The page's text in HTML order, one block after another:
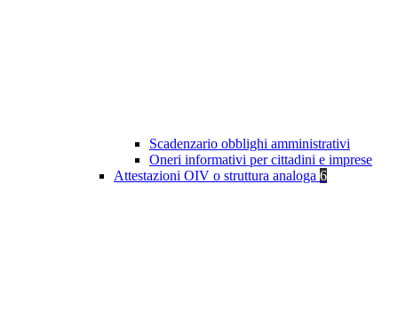
Scadenzario obblighi amministrativi
Oneri informativi per cittadini e imprese
Attestazioni OIV o struttura analoga 6